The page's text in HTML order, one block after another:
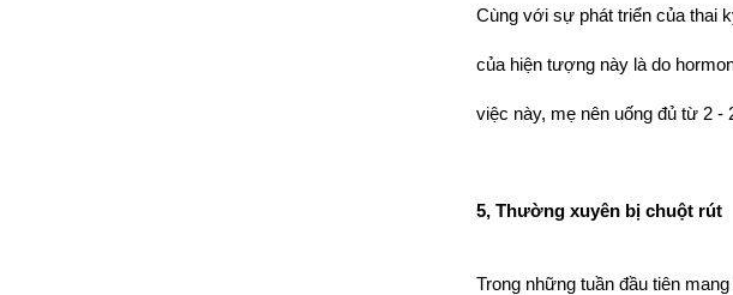
Cùng với sự phát triển của thai
của hiện tượng này là do
việc này, mẹ nên uống đủ từ 2
5, Thường xuyên bị chuột rút
Trong những tuần đầu tiên